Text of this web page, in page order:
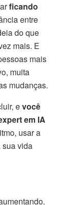
ficando
entre
do que
mais. E
mais
muita
mudanças.
evocê
em IA
usar a
sua vida